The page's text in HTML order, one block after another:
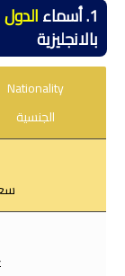
1. أسماء الدول
بالانجليزية
Nationality
الجنسية